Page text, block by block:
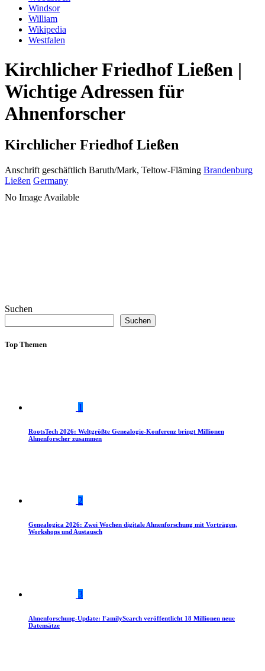
Windsor
William
Wikipedia
Westfalen
Kirchlicher Friedhof Ließen |
Wichtige Adressen für
Ahnenforscher
Kirchlicher Friedhof Ließen
Anschrift geschäftlich Baruth/Mark, Teltow-Fläming Brandenburg
Ließen Germany
No Image Available
Suchen
Suchen
Top Themen
1
RootsTech 2026: Weltgrößte Genealogie-Konferenz bringt Millionen
Ahnenforscher zusammen
2
Genealogica 2026: Zwei Wochen digitale Ahnenforschung mit Vorträgen,
Workshops und Austausch
3
Ahnenforschung-Update: FamilySearch veröffentlicht 18 Millionen neue
Datensätze